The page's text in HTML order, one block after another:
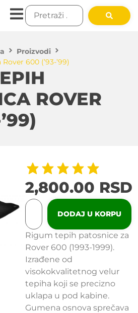
Proizvodi
600 (’93-’99)
ROVER
2,800.00 RSD
DODAJ U KORPU
Rigum tepih patosnice za
Rover 600 (1993-1999).
Izrađene od
visokokvalitetnog velur
tepiha koji se precizno
uklapa u pod kabine.
Gumena osnova sprečava